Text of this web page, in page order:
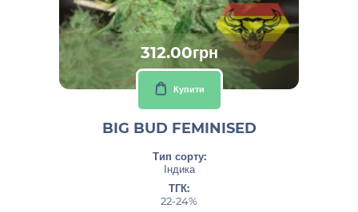
312.00грн
Купити
BIG BUD FEMINISED
Тип сорту:
Індика
ТГК:
22-24%